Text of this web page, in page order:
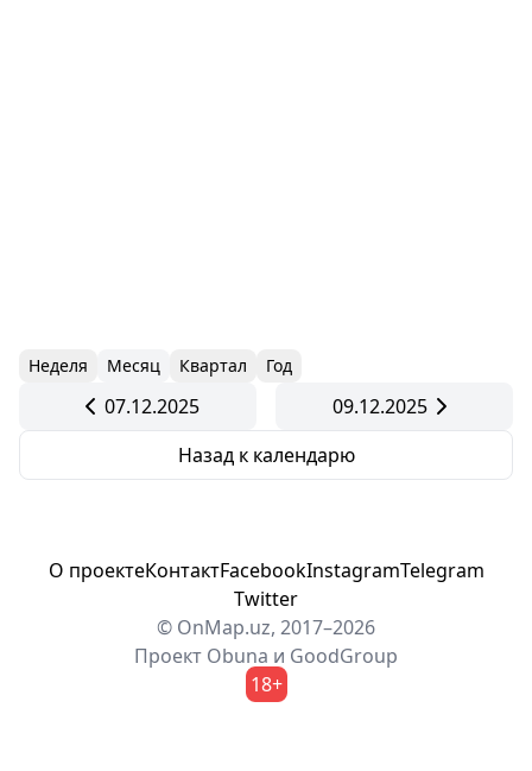
Неделя Месяц Квартал Год
07.12.2025
09.12.2025
Назад к календарю
О проектеКонтактFacebookInstagramTelegram
Twitter
© OnMap.uz, 2017–2026
Проект Obuna и GoodGroup
18+